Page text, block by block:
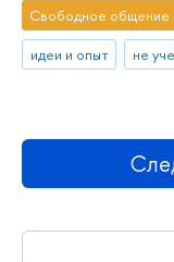
Свободное общение
идеи и опыт
не